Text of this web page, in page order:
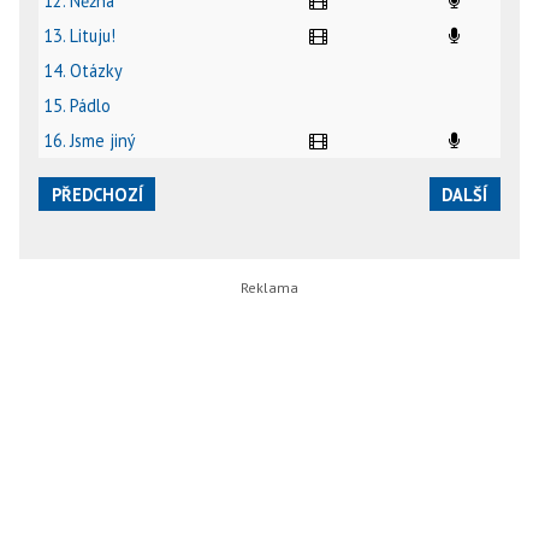
13. Lituju!
14. Otázky
15. Pádlo
16. Jsme jiný
PŘEDCHOZÍ DALŠÍ